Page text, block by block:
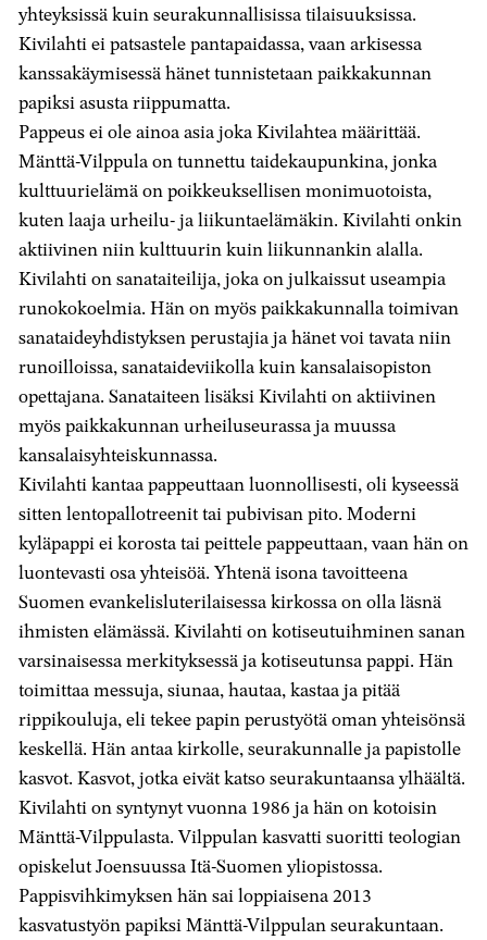
yhteyksissä kuin seurakunnallisissa tilaisuuksissa.
Kivilahti ei patsastele pantapaidassa, vaan arkisessa
kanssakäymisessä hänet tunnistetaan paikkakunnan
papiksi asusta riippumatta.
Pappeus ei ole ainoa asia joka Kivilahtea määrittää.
Mänttä-Vilppula on tunnettu taidekaupunkina, jonka
kulttuurielämä on poikkeuksellisen monimuotoista,
kuten laaja urheilu- ja liikuntaelämäkin. Kivilahti onkin
aktiivinen niin kulttuurin kuin liikunnankin alalla.
Kivilahti on sanataiteilija, joka on julkaissut useampia
runokokoelmia. Hän on myös paikkakunnalla toimivan
sanataideyhdistyksen perustajia ja hänet voi tavata niin
runoilloissa, sanataideviikolla kuin kansalaisopiston
opettajana. Sanataiteen lisäksi Kivilahti on aktiivinen
myös paikkakunnan urheiluseurassa ja muussa
kansalaisyhteiskunnassa.
Kivilahti kantaa pappeuttaan luonnollisesti, oli kyseessä
sitten lentopallotreenit tai pubivisan pito. Moderni
kyläpappi ei korosta tai peittele pappeuttaan, vaan hän on
luontevasti osa yhteisöä. Yhtenä isona tavoitteena
Suomen evankelisluterilaisessa kirkossa on olla läsnä
ihmisten elämässä. Kivilahti on kotiseutuihminen sanan
varsinaisessa merkityksessä ja kotiseutunsa pappi. Hän
toimittaa messuja, siunaa, hautaa, kastaa ja pitää
rippikouluja, eli tekee papin perustyötä oman yhteisönsä
keskellä. Hän antaa kirkolle, seurakunnalle ja papistolle
kasvot. Kasvot, jotka eivät katso seurakuntaansa ylhäältä.
Kivilahti on syntynyt vuonna 1986 ja hän on kotoisin
Mänttä-Vilppulasta. Vilppulan kasvatti suoritti teologian
opiskelut Joensuussa Itä-Suomen yliopistossa.
Pappisvihkimyksen hän sai loppiaisena 2013
kasvatustyön papiksi Mänttä-Vilppulan seurakuntaan.